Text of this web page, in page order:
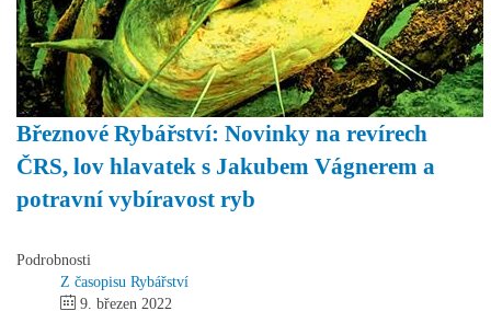
Březnové Rybářství: Novinky na revírech
ČRS, lov hlavatek s Jakubem Vágnerem a
potravní vybíravost ryb
Podrobnosti
Z časopisu Rybářství
9. březen 2022